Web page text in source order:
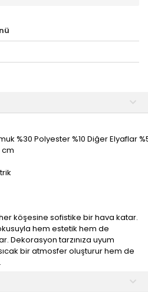
%30 Polyester %10 Diğer Elyaflar
cm
köşesine sofistike bir hava katar.
hem estetik hem de
Dekorasyon tarzınıza uyum
bir atmosfer oluşturur hem de
kullanılabilir. İster